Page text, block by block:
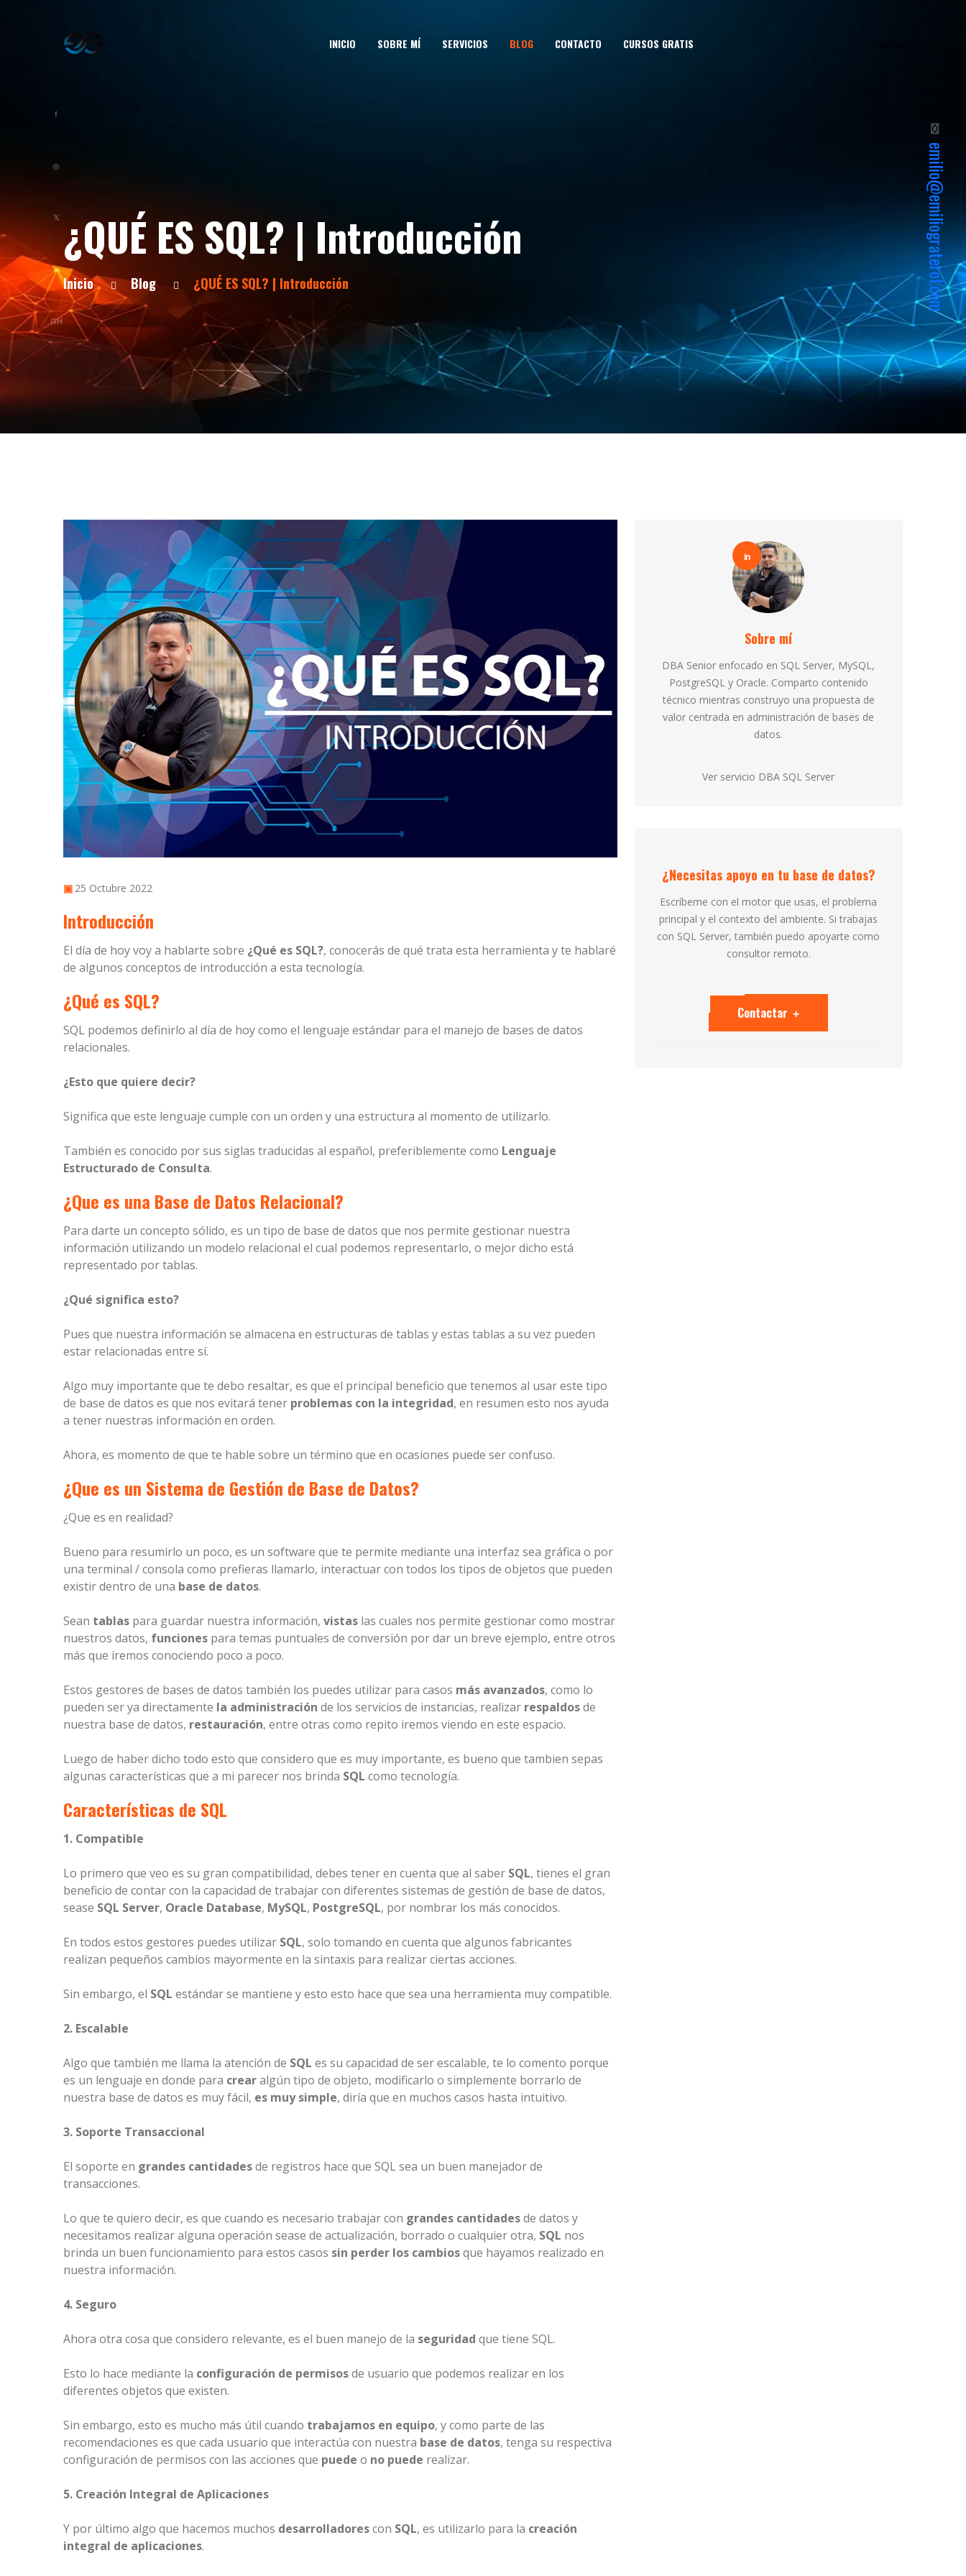
INICIO SOBRE MÍ SERVICIOS BLOG CONTACTO CURSOS GRATIS
f
◎
𝕏
in
GH
¿QUÉ ES SQL? | Introducción
Inicio Blog ¿QUÉ ES SQL? | Introducción
✉
emilio@emiliograterol.com
▣ 25 Octubre 2022
Introducción
El día de hoy voy a hablarte sobre ¿Qué es SQL?, conocerás de qué trata esta herramienta y te hablaré
de algunos conceptos de introducción a esta tecnología.
¿Qué es SQL?
SQL podemos definirlo al día de hoy como el lenguaje estándar para el manejo de bases de datos
relacionales.
¿Esto que quiere decir?
Significa que este lenguaje cumple con un orden y una estructura al momento de utilizarlo.
También es conocido por sus siglas traducidas al español, preferiblemente como Lenguaje
Estructurado de Consulta.
¿Que es una Base de Datos Relacional?
Para darte un concepto sólido, es un tipo de base de datos que nos permite gestionar nuestra
información utilizando un modelo relacional el cual podemos representarlo, o mejor dicho está
representado por tablas.
¿Qué significa esto?
Pues que nuestra información se almacena en estructuras de tablas y estas tablas a su vez pueden
estar relacionadas entre sí.
Algo muy importante que te debo resaltar, es que el principal beneficio que tenemos al usar este tipo
de base de datos es que nos evitará tener problemas con la integridad, en resumen esto nos ayuda
a tener nuestras información en orden.
Ahora, es momento de que te hable sobre un término que en ocasiones puede ser confuso.
¿Que es un Sistema de Gestión de Base de Datos?
¿Que es en realidad?
Bueno para resumirlo un poco, es un software que te permite mediante una interfaz sea gráfica o por
una terminal / consola como prefieras llamarlo, interactuar con todos los tipos de objetos que pueden
existir dentro de una base de datos.
Sean tablas para guardar nuestra información, vistas las cuales nos permite gestionar como mostrar
nuestros datos, funciones para temas puntuales de conversión por dar un breve ejemplo, entre otros
más que iremos conociendo poco a poco.
Estos gestores de bases de datos también los puedes utilizar para casos más avanzados, como lo
pueden ser ya directamente la administración de los servicios de instancias, realizar respaldosde
nuestra base de datos, restauración, entre otras como repito iremos viendo en este espacio.
Luego de haber dicho todo esto que considero que es muy importante, es bueno que tambien sepas
algunas características que a mi parecer nos brinda SQL como tecnología.
Características de SQL
1. Compatible
Lo primero que veo es su gran compatibilidad, debes tener en cuenta que al saber SQL, tienes el gran
beneficio de contar con la capacidad de trabajar con diferentes sistemas de gestión de base de datos,
sease SQL Server, Oracle Database, MySQL, PostgreSQL, por nombrar los más conocidos.
En todos estos gestores puedes utilizar SQL, solo tomando en cuenta que algunos fabricantes
realizan pequeños cambios mayormente en la sintaxis para realizar ciertas acciones.
Sin embargo, el SQL estándar se mantiene y esto esto hace que sea una herramienta muy compatible.
2. Escalable
Algo que también me llama la atención de SQL es su capacidad de ser escalable, te lo comento porque
es un lenguaje en donde para crearalgún tipo de objeto, modificarlo o simplemente borrarlo de
nuestra base de datos es muy fácil, es muy simple, diría que en muchos casos hasta intuitivo.
3. Soporte Transaccional
El soporte en grandes cantidadesde registros hace que SQL sea un buen manejador de
transacciones.
Lo que te quiero decir, es que cuando es necesario trabajar con grandes cantidadesde datos y
necesitamos realizar alguna operación sease de actualización, borrado o cualquier otra, SQL nos
brinda un buen funcionamiento para estos casos sin perder los cambiosque hayamos realizado en
nuestra información.
4. Seguro
Ahora otra cosa que considero relevante, es el buen manejo de la seguridad que tiene SQL.
Esto lo hace mediante la configuración de permisosde usuario que podemos realizar en los
diferentes objetos que existen.
Sin embargo, esto es mucho más útil cuando trabajamos en equipo, y como parte de las
recomendaciones es que cada usuario que interactúa con nuestra base de datos, tenga su respectiva
configuración de permisos con las acciones que puede o no puede realizar.
5. Creación Integral de Aplicaciones
Y por último algo que hacemos muchos desarrolladorescon SQL, es utilizarlo para la creación
integral de aplicaciones.
in
Sobre mí
DBA Senior enfocado en SQL Server, MySQL,
PostgreSQL y Oracle. Comparto contenido
técnico mientras construyo una propuesta de
valor centrada en administración de bases de
datos.
Ver servicio DBA SQL Server
¿Necesitas apoyo en tu base de datos?
Escríbeme con el motor que usas, el problema
principal y el contexto del ambiente. Si trabajas
con SQL Server, también puedo apoyarte como
consultor remoto.
Contactar +